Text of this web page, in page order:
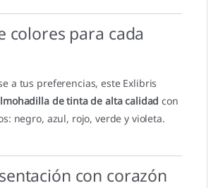
colores para cada
a tus preferencias, este Exlibris
de tinta de alta calidad con
negro, azul, rojo, verde y violeta.
con corazón